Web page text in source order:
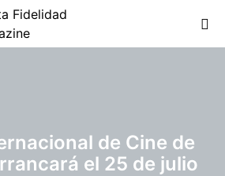
de Cine de
el 25 de julio